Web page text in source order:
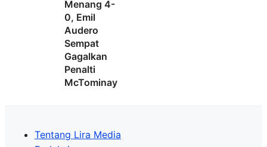
Menang 4-
0, Emil
Audero
Sempat
Gagalkan
Penalti
McTominay
Tentang Lira Media